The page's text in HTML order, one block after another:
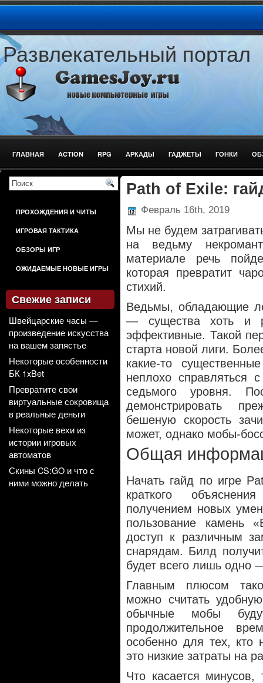
Развлекательный портал
ГЛАВНАЯ ACTION RPG АРКАДЫ ГАДЖЕТЫ ГОНКИ
ШУТЕРЫ
ПРОХОЖДЕНИЯ И ЧИТЫ
ИГРОВАЯ ТАКТИКА
ОБЗОРЫ ИГР
ОЖИДАЕМЫЕ НОВЫЕ ИГРЫ
Свежие записи
Швейцарские часы —
произведение искусства
на вашем запястье
Некоторые особенности
БК 1xBet
Превратите свои
виртуальные сокровища
в реальные деньги
Некоторые вехи из
истории игровых
автоматов
Скины CS:GO и что с
ними можно делать
Path of Exile:
Февраль 16th, 2019
Мы не будем
на ведьму
материале речь
которая превратит
стихий.
Ведьмы, обладающие
— существа хоть и
эффективные. Такой
старта новой лиги.
какие-то
неплохо справляться
седьмого уровня.
демонстрировать
бешеную скорость
может, однако мобы-
Общая
Начать гайд по игре
краткого
получением новых
пользование камень
доступ к различным
снарядам. Билд
будет всего лишь
Главным плюсом
можно считать
обычные мобы
продолжительное
особенно для тех, кто
это низкие затраты на
Что касается